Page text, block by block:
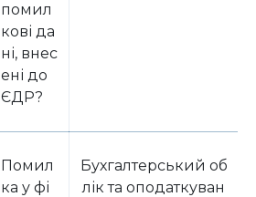
помил
кові да
ні, внес
ені до
ЄДР?
Помил
ка у фі
Бухгалтерський об
лік та оподаткуван